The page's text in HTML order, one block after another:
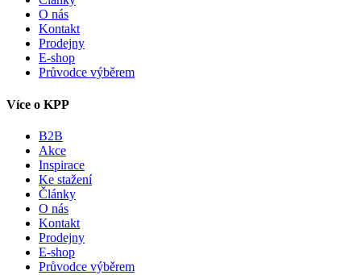
O nás
Kontakt
Prodejny
E-shop
Průvodce výběrem
Více o KPP
B2B
Akce
Inspirace
Ke stažení
Články
O nás
Kontakt
Prodejny
E-shop
Průvodce výběrem